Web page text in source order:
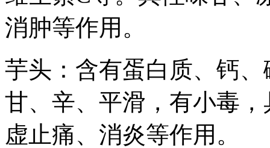
消肿等作用。
芋头：含有蛋白质、钙
甘、辛、平滑，有小毒
虚止痛、消炎等作用。